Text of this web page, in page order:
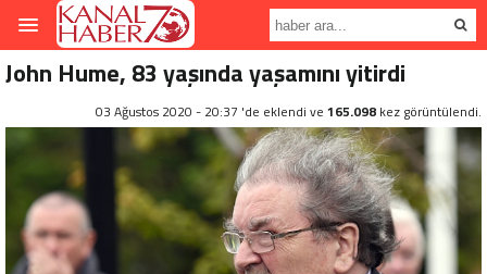
John Hume, 83 yaşında yaşamını yitirdi
03 Ağustos 2020 - 20:37 'de eklendi ve 165.098 kez görüntülendi.